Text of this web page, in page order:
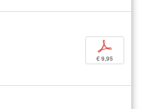
p
€ 9,95